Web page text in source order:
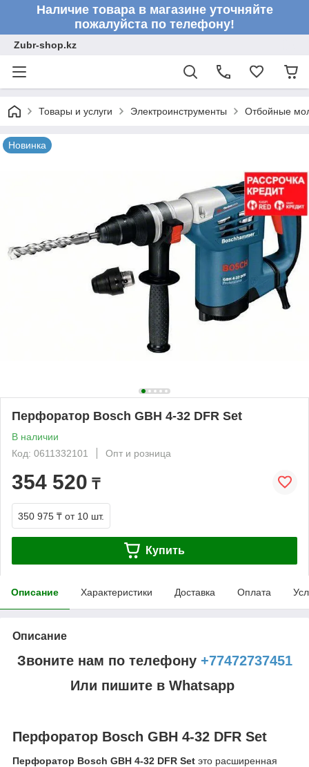
Наличие товара в магазине уточняйте
пожалуйста по телефону!
Zubr-shop.kz
Товары и услуги Электроинструменты Отбойные
Новинка
Перфоратор Bosch GBH 4-32 DFR Set
В наличии
Код: 0611332101
Опт и розница
354 520 ₸
350 975 ₸ от 10 шт.
Купить
Описание Характеристики Доставка Оплата
Описание
Звоните нам по телефону +77472737451
Или пишите в Whatsapp
Перфоратор Bosch GBH 4-32 DFR Set
Перфоратор Bosch GBH 4-32 DFR Set это расширенная